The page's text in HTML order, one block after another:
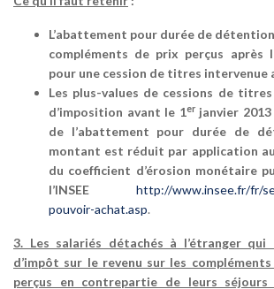
L’abattement pour durée de
compléments de prix perçus après
pour une cession de titres
Les plus-values de cessions de
d’imposition avant le 1erjanvier 2013
de l’abattement pour durée de
montant est réduit par application
du coefficient d’érosion monétaire
l’INSEE
http://www.insee.fr/fr/
pouvoir-achat.asp.
3. Les salariés détachés à l’étranger
d’impôt sur le revenu sur les
perçus en contrepartie de leurs séjours